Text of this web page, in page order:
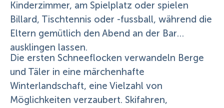
Kinderzimmer, am Spielplatz oder spielen
Billard, Tischtennis oder -fussball, während die
Eltern gemütlich den Abend an der Bar
ausklingen lassen.
Die ersten Schneeflocken verwandeln Berge
und Täler in eine märchenhafte
Winterlandschaft, eine Vielzahl von
Möglichkeiten verzaubert. Skifahren,